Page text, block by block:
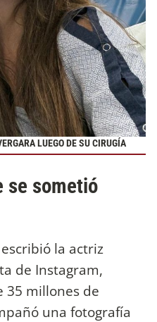
LUEGO DE SU CIRUGÍA
se sometió
escribió la actriz
de Instagram,
35 millones de
una fotografía